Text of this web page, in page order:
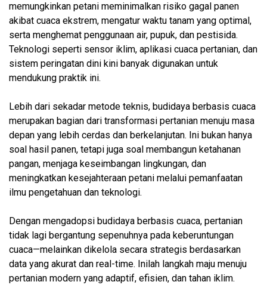
memungkinkan petani meminimalkan risiko gagal panen
akibat cuaca ekstrem, mengatur waktu tanam yang optimal,
serta menghemat penggunaan air, pupuk, dan pestisida.
Teknologi seperti sensor iklim, aplikasi cuaca pertanian, dan
sistem peringatan dini kini banyak digunakan untuk
mendukung praktik ini.
Lebih dari sekadar metode teknis, budidaya berbasis cuaca
merupakan bagian dari transformasi pertanian menuju masa
depan yang lebih cerdas dan berkelanjutan. Ini bukan hanya
soal hasil panen, tetapi juga soal membangun ketahanan
pangan, menjaga keseimbangan lingkungan, dan
meningkatkan kesejahteraan petani melalui pemanfaatan
ilmu pengetahuan dan teknologi.
Dengan mengadopsi budidaya berbasis cuaca, pertanian
tidak lagi bergantung sepenuhnya pada keberuntungan
cuaca—melainkan dikelola secara strategis berdasarkan
data yang akurat dan real-time. Inilah langkah maju menuju
pertanian modern yang adaptif, efisien, dan tahan iklim.